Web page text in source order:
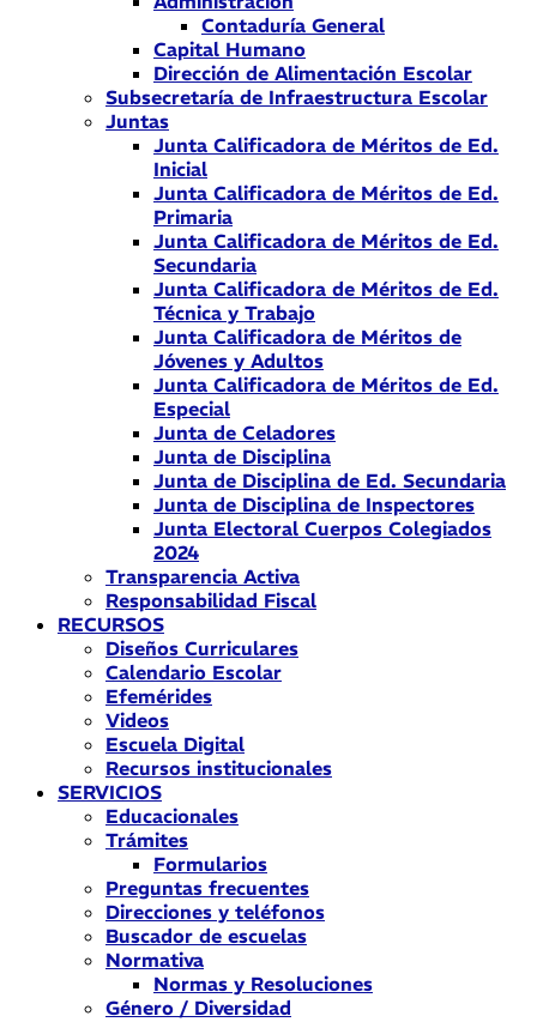
Contaduría General
Capital Humano
Dirección de Alimentación Escolar
Subsecretaría de Infraestructura Escolar
Juntas
Junta Calificadora de Méritos de Ed.
Inicial
Junta Calificadora de Méritos de Ed.
Primaria
Junta Calificadora de Méritos de Ed.
Secundaria
Junta Calificadora de Méritos de Ed.
Técnica y Trabajo
Junta Calificadora de Méritos de
Jóvenes y Adultos
Junta Calificadora de Méritos de Ed.
Especial
Junta de Celadores
Junta de Disciplina
Junta de Disciplina de Ed. Secundaria
Junta de Disciplina de Inspectores
Junta Electoral Cuerpos Colegiados
2024
Transparencia Activa
Responsabilidad Fiscal
RECURSOS
Diseños Curriculares
Calendario Escolar
Efemérides
Videos
Escuela Digital
Recursos institucionales
SERVICIOS
Educacionales
Trámites
Formularios
Preguntas frecuentes
Direcciones y teléfonos
Buscador de escuelas
Normativa
Normas y Resoluciones
Género / Diversidad